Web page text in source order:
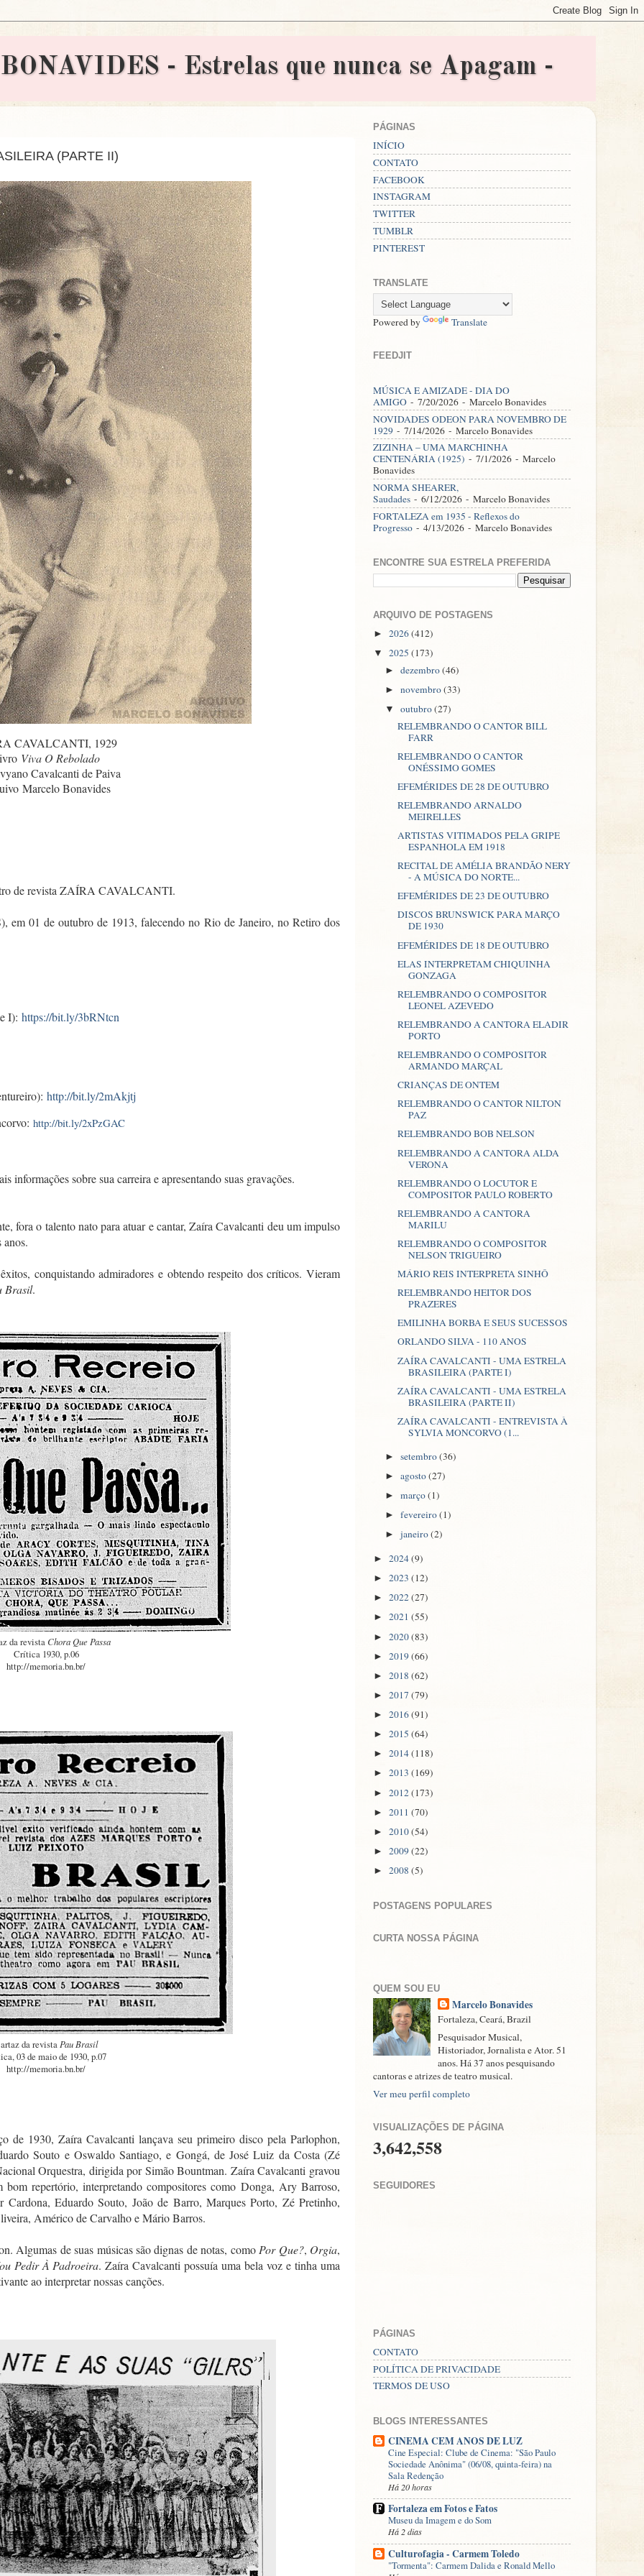
- Estrelas que nunca se Apagam -
(PARTE II)
CAVALCANTI, 1929
Viva O Rebolado
Cavalcanti de Paiva
Marcelo Bonavides
de revista ZAÍRA CAVALCANTI.
em 01 de outubro de 1913, falecendo no Rio de Janeiro, no Retiro dos
I): https://bit.ly/3bRNtcn
http://bit.ly/2mAkjtj
http://bit.ly/2xPzGAC
informações sobre sua carreira e apresentando suas gravações.
fora o talento nato para atuar e cantar, Zaíra Cavalcanti deu um impulso
anos.
conquistando admiradores e obtendo respeito dos críticos. Vieram
Brasil.
da revista Chora Que Passa
Crítica 1930, p.06
http://memoria.bn.br/
da revista Pau Brasil
03 de maio de 1930, p.07
http://memoria.bn.br/
de 1930, Zaíra Cavalcanti lançava seu primeiro disco pela Parlophon,
Souto e Oswaldo Santiago, e Gongá, de José Luiz da Costa (Zé
Orquestra, dirigida por Simão Bountman. Zaíra Cavalcanti gravou
repertório, interpretando compositores como Donga, Ary Barroso,
Eduardo Souto, João de Barro, Marques Porto, Zé Pretinho,
Américo de Carvalho e Mário Barros.
Algumas de suas músicas são dignas de notas, como Por Que?, Orgia,
Pedir À Padroeira. Zaíra Cavalcanti possuía uma bela voz e tinha uma
ao interpretar nossas canções.
PÁGINAS
INÍCIO
CONTATO
FACEBOOK
INSTAGRAM
TWITTER
TUMBLR
PINTEREST
TRANSLATE
Powered by Translate
FEEDJIT
MÚSICA E AMIZADE - DIA DO
AMIGO - 7/20/2026 - Marcelo Bonavides
NOVIDADES ODEON PARA NOVEMBRO DE
1929 - 7/14/2026 - Marcelo Bonavides
ZIZINHA – UMA MARCHINHA
CENTENÁRIA (1925) - 7/1/2026 - Marcelo
Bonavides
NORMA SHEARER,
Saudades - 6/12/2026 - Marcelo Bonavides
FORTALEZA em 1935 - Reflexos do
Progresso - 4/13/2026 - Marcelo Bonavides
ENCONTRE SUA ESTRELA PREFERIDA
ARQUIVO DE POSTAGENS
► 2026(412)
▼ 2025 (173)
►dezembro(46)
►novembro(33)
▼outubro(27)
RELEMBRANDO O CANTOR BILL
FARR
RELEMBRANDO O CANTOR
ONÉSSIMO GOMES
EFEMÉRIDES DE 28 DE OUTUBRO
RELEMBRANDO ARNALDO
MEIRELLES
ARTISTAS VITIMADOS PELA GRIPE
ESPANHOLA EM 1918
RECITAL DE AMÉLIA BRANDÃO NERY
- A MÚSICA DO NORTE...
EFEMÉRIDES DE 23 DE OUTUBRO
DISCOS BRUNSWICK PARA MARÇO
DE 1930
EFEMÉRIDES DE 18 DE OUTUBRO
ELAS INTERPRETAM CHIQUINHA
GONZAGA
RELEMBRANDO O COMPOSITOR
LEONEL AZEVEDO
RELEMBRANDO A CANTORA ELADIR
PORTO
RELEMBRANDO O COMPOSITOR
ARMANDO MARÇAL
CRIANÇAS DE ONTEM
RELEMBRANDO O CANTOR NILTON
PAZ
RELEMBRANDO BOB NELSON
RELEMBRANDO A CANTORA ALDA
VERONA
RELEMBRANDO O LOCUTOR E
COMPOSITOR PAULO ROBERTO
RELEMBRANDO A CANTORA
MARILU
RELEMBRANDO O COMPOSITOR
NELSON TRIGUEIRO
MÁRIO REIS INTERPRETA SINHÔ
RELEMBRANDO HEITOR DOS
PRAZERES
EMILINHA BORBA E SEUS SUCESSOS
ORLANDO SILVA - 110 ANOS
ZAÍRA CAVALCANTI - UMA ESTRELA
BRASILEIRA (PARTE I)
ZAÍRA CAVALCANTI - UMA ESTRELA
BRASILEIRA (PARTE II)
ZAÍRA CAVALCANTI - ENTREVISTA À
SYLVIA MONCORVO (1...
►setembro(36)
►agosto(27)
►março(1)
►fevereiro(1)
►janeiro(2)
► 2024(9)
► 2023 (12)
► 2022(27)
► 2021 (55)
► 2020(83)
► 2019(66)
► 2018 (62)
► 2017 (79)
► 2016(91)
► 2015 (64)
► 2014(118)
► 2013 (169)
► 2012(173)
► 2011 (70)
► 2010(54)
► 2009(22)
► 2008 (5)
POSTAGENS POPULARES
CURTA NOSSA PÁGINA
QUEM SOU EU
Marcelo Bonavides
Fortaleza, Ceará, Brazil
Pesquisador Musical,
Historiador, Jornalista e Ator. 51
anos. Há 37 anos pesquisando
cantoras e atrizes de teatro musical.
Ver meu perfil completo
VISUALIZAÇÕES DE PÁGINA
3,642,558
SEGUIDORES
PÁGINAS
CONTATO
POLÍTICA DE PRIVACIDADE
TERMOS DE USO
BLOGS INTERESSANTES
CINEMA CEM ANOS DE LUZ
Cine Especial: Clube de Cinema: "São Paulo
Sociedade Anônima" (06/08, quinta-feira) na
Sala Redenção
Há 20 horas
Fortaleza em Fotos e Fatos
Museu da Imagem e do Som
Há 2 dias
Culturofagia - Carmem Toledo
"Tormenta": Carmem Dalida e Ronald Mello